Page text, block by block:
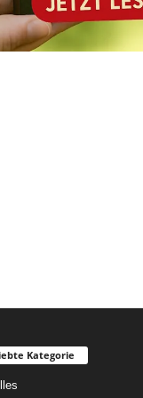
Kategorie